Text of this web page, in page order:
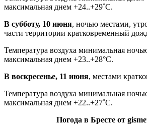
максимальная днем +24..+29˚С.
В субботу, 10 июня, ночью местами,
части территории кратковременный
Температура воздуха минимальная
максимальная днем +23..+28°С.
В воскресенье, 11 июня, местами
Температура воздуха минимальная
максимальная днем +22..+27˚С.
Погода в Бресте от